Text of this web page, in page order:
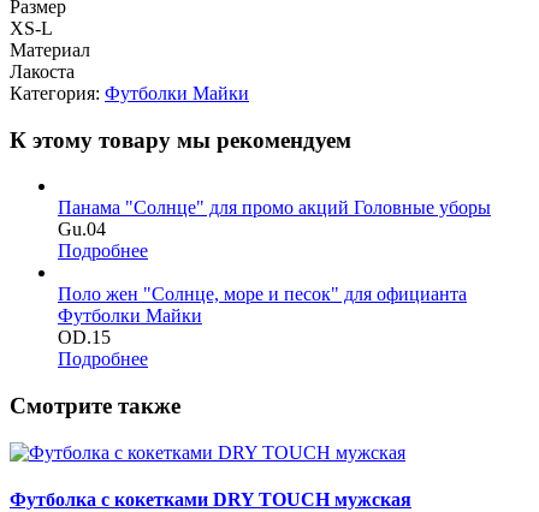
Размер
XS-L
Материал
Лакоста
Категория: Футболки Майки
К этому товару мы рекомендуем
Панама "Солнце" для промо акций Головные уборы
Gu.04
Подробнее
Поло жен "Солнце, море и песок" для официанта
Футболки Майки
OD.15
Подробнее
Смотрите также
Футболка с кокетками DRY TOUCH мужская